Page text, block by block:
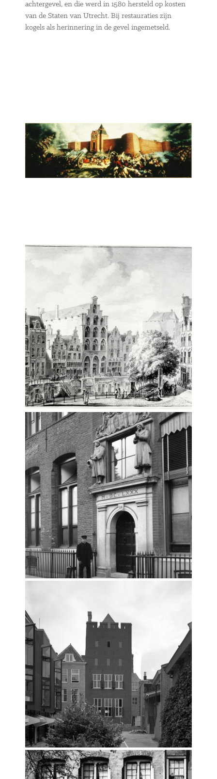
achtergevel, en die werd in 1580 hersteld op kosten
van de Staten van Utrecht. Bij restauraties zijn
kogels als herinnering in de gevel ingemetseld.